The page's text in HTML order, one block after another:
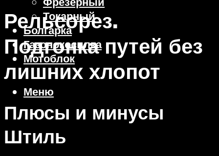
Токарный
Болгарка
Газонокосилка
Мотоблок
Меню
Рельсорез.
Подгонка путей без
лишних хлопот
Плюсы и минусы
Штиль